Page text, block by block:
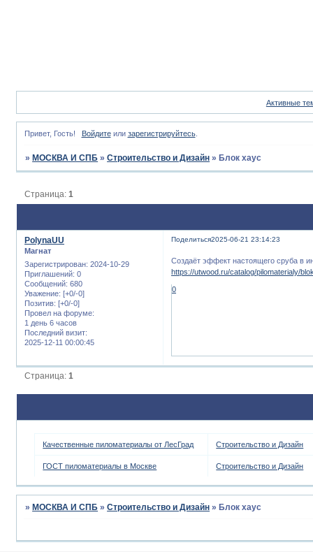
Активные
Привет, Гость! Войдитеили зарегистрируйтесь.
» МОСКВА И СПБ »Строительство и Дизайн » Блок хаус
Страница:1
Поделиться2025-06-21 23:14:23
PolynaUU
Магнат
Зарегистрирован: 2024-10-29
Приглашений: 0
Сообщений: 680
Уважение: [+0/-0]
Позитив: [+0/-0]
Провел на форуме:
1 день 6 часов
Последний визит:
2025-12-11 00:00:45
Создаёт эффект настоящего сруба в
https://utwood.ru/catalog/pilomaterialy/
0
Страница:1
Качественные пиломатериалы от ЛесГрад Строительство и Дизайн
ГОСТ пиломатериалы в Москве Строительство и Дизайн
» МОСКВА И СПБ »Строительство и Дизайн » Блок хаус